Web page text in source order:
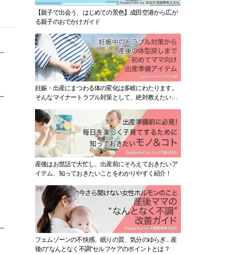
【親子で出会う、はじめての景色】成田空港から広が
る親子のおでかけガイド
妊娠・出産にまつわる体の変化は多岐にわたります。
そんなマイナートラブル対策として、絶対教えたい！
産後はお世話で大忙し、出産前にそろえておきたいア
イテム、知っておきたいことをわかりやすく紹介！
フェムゾーンの不快感、眠りの質、気分のゆらぎ…産
後の“なんとなく不調”セルフケアのポイントとは？